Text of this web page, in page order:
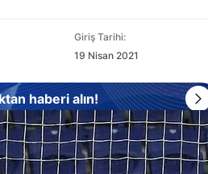
Giriş Tarihi:
19 Nisan 2021
haberi alın!